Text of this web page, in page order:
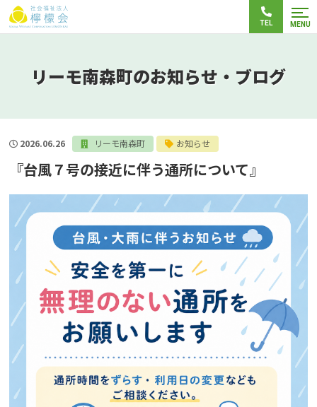
TEL MENU
リーモ南森町のお知らせ・ブログ
2026.06.26 リーモ南森町 お知らせ
『台風７号の接近に伴う通所について』